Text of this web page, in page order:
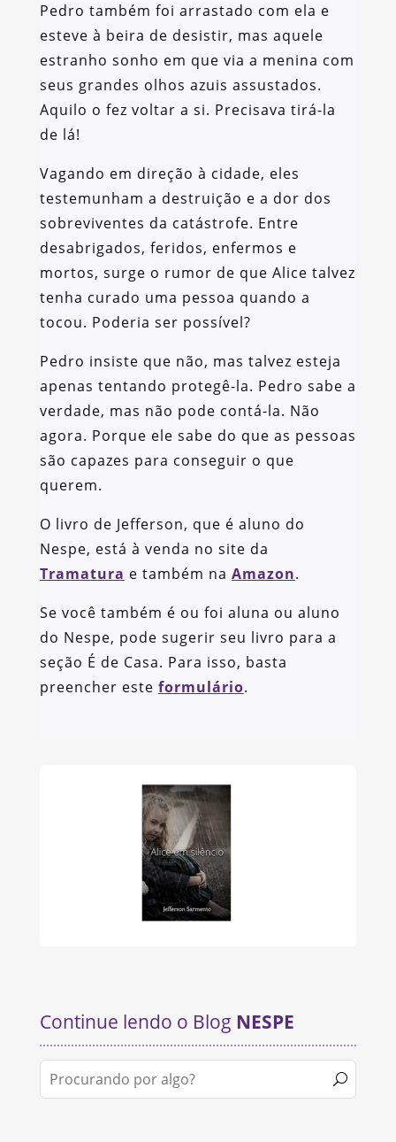
Pedro também foi arrastado com ela e
esteve à beira de desistir, mas aquele
estranho sonho em que via a menina com
seus grandes olhos azuis assustados.
Aquilo o fez voltar a si. Precisava tirá-la
de lá!
Vagando em direção à cidade, eles
testemunham a destruição e a dor dos
sobreviventes da catástrofe. Entre
desabrigados, feridos, enfermos e
mortos, surge o rumor de que Alice talvez
tenha curado uma pessoa quando a
tocou. Poderia ser possível?
Pedro insiste que não, mas talvez esteja
apenas tentando protegê-la. Pedro sabe a
verdade, mas não pode contá-la. Não
agora. Porque ele sabe do que as pessoas
são capazes para conseguir o que
querem.
O livro de Jefferson, que é aluno do
Nespe, está à venda no site da
Tramatura e também na Amazon.
Se você também é ou foi aluna ou aluno
do Nespe, pode sugerir seu livro para a
seção É de Casa. Para isso, basta
preencher este formulário.
Continue lendo o Blog NESPE